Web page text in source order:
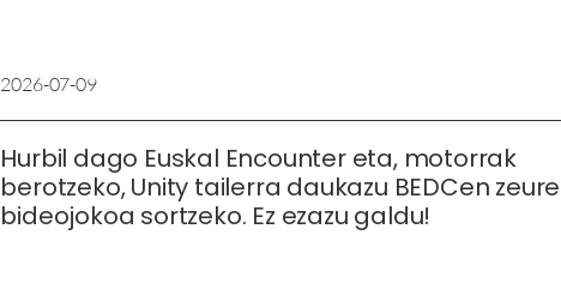
2026-07-09
Hurbil dago Euskal Encounter eta, motorrak
berotzeko, Unity tailerra daukazu BEDCen zeure
bideojokoa sortzeko. Ez ezazu galdu!